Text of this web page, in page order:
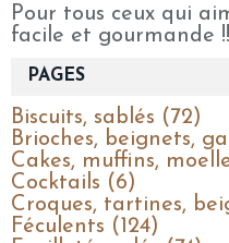
Pour tous ceux qui
facile et gourmande
PAGES
Biscuits, sablés (72)
Brioches, beignets,
Cakes, muffins,
Cocktails (6)
Croques, tartines,
Féculents (124)